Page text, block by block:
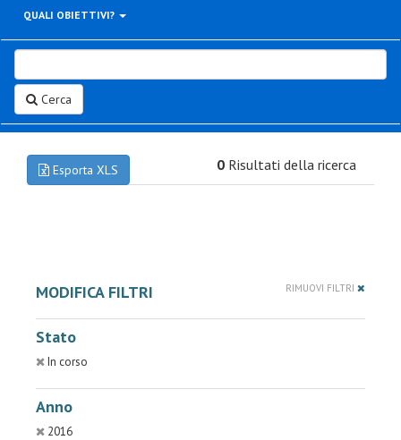
QUALI OBIETTIVI?
Cerca
Esporta XLS 0 Risultati della ricerca
MODIFICA FILTRI RIMUOVI FILTRI
Stato
In corso
Anno
2016